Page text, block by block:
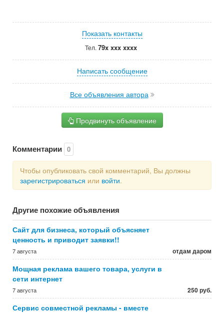
Показать контакты
Тел. 79x xxx xxxx
Написать сообщение
Все объявления автора
Продвинуть объявление
Комментарии 0
Чтобы опубликовать свой комментарий, Вы должны
зарегистрироваться или войти.
Другие похожие объявления
Сайт для бизнеса, который объясняет
ценность и приводит заявки!!
7 августа отдам даром
Мощная реклама вашего товара, услуги в
сети интернет
7 августа 250 руб.
Сервис совместной рекламы - вместе